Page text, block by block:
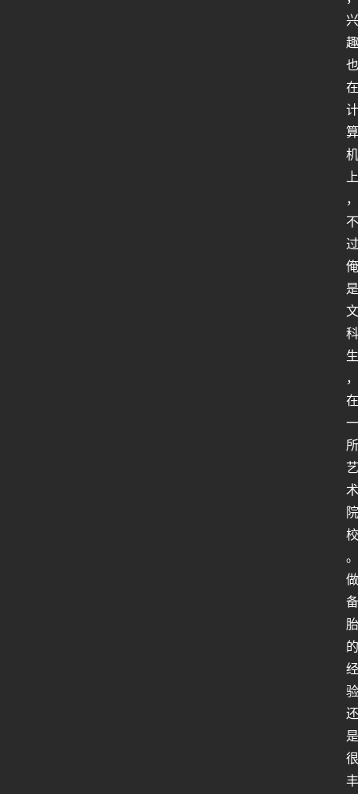
兴
趣
也
在
计
算
机
上
，
不
过
俺
是
文
科
生
，
在
一
所
艺
术
院
校
。
做
备
胎
的
经
验
还
是
很
丰